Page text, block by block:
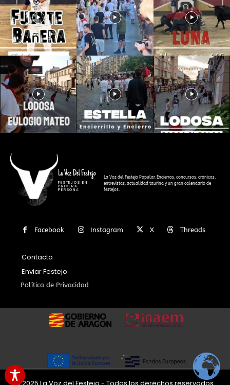
La Voz Del Festejo
FESTEJOS EN
PRIMERA
PERSONA
La Voz del Festejo Popular. Encierros, concursos, crónicas,
entrevistas, actualidad taurina y un gran calendario de
festejos.
Facebook Instagram X Threads
Contacto
Enviar Festejo
Política de Privacidad